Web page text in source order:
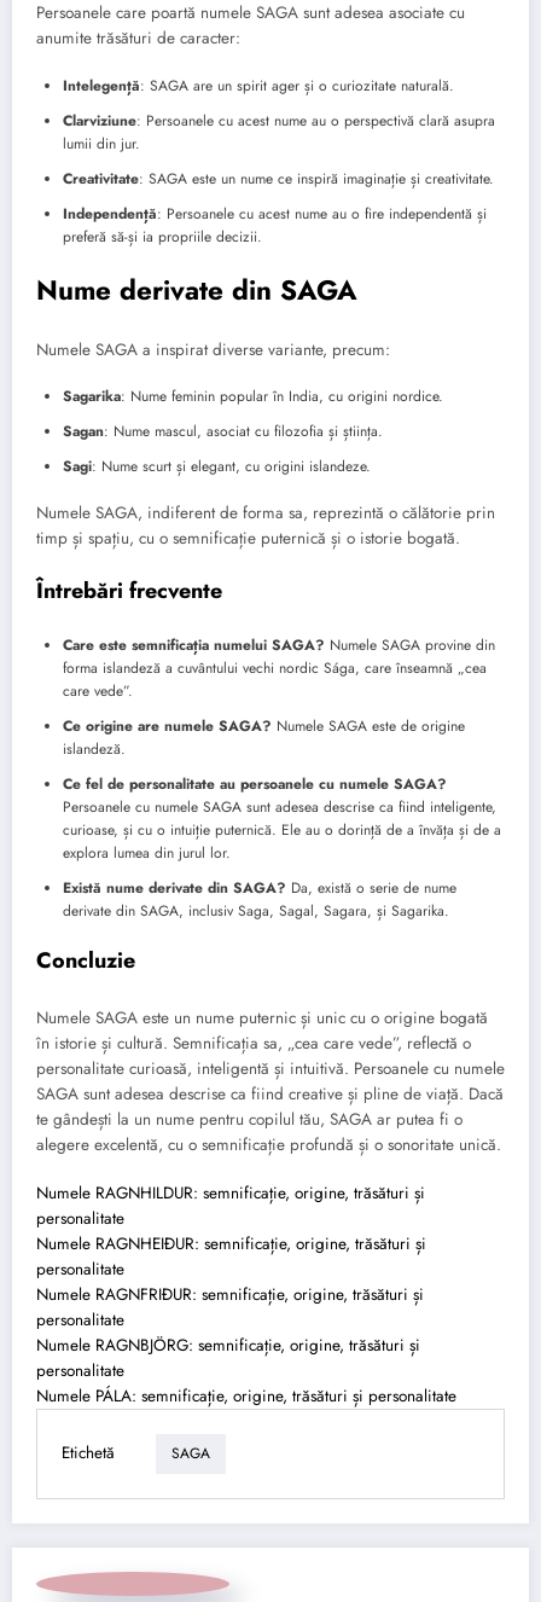
Persoanele care poartă numele SAGA sunt adesea asociate cu
anumite trăsături de caracter:
Intelegență: SAGA are un spirit ager și o curiozitate naturală.
Clarviziune: Persoanele cu acest nume au o perspectivă clară asupra
lumii din jur.
Creativitate: SAGA este un nume ce inspiră imaginație și creativitate.
Independență: Persoanele cu acest nume au o fire independentă și
preferă să-și ia propriile decizii.
Nume derivate din SAGA
Numele SAGA a inspirat diverse variante, precum:
Sagarika: Nume feminin popular în India, cu origini nordice.
Sagan: Nume mascul, asociat cu filozofia și știința.
Sagi: Nume scurt și elegant, cu origini islandeze.
Numele SAGA, indiferent de forma sa, reprezintă o călătorie prin
timp și spațiu, cu o semnificație puternică și o istorie bogată.
Întrebări frecvente
Care este semnificația numelui SAGA? Numele SAGA provine din
forma islandeză a cuvântului vechi nordic Sága, care înseamnă „cea
care vede”.
Ce origine are numele SAGA? Numele SAGA este de origine
islandeză.
Ce fel de personalitate au persoanele cu numele SAGA?
Persoanele cu numele SAGA sunt adesea descrise ca fiind inteligente,
curioase, și cu o intuiție puternică. Ele au o dorință de a învăța și de a
explora lumea din jurul lor.
Există nume derivate din SAGA? Da, există o serie de nume
derivate din SAGA, inclusiv Saga, Sagal, Sagara, și Sagarika.
Concluzie
Numele SAGA este un nume puternic și unic cu o origine bogată
în istorie și cultură. Semnificația sa, „cea care vede”, reflectă o
personalitate curioasă, inteligentă și intuitivă. Persoanele cu numele
SAGA sunt adesea descrise ca fiind creative și pline de viață. Dacă
te gândești la un nume pentru copilul tău, SAGA ar putea fi o
alegere excelentă, cu o semnificație profundă și o sonoritate unică.
Numele RAGNHILDUR: semnificație, origine, trăsături și
personalitate
Numele RAGNHEIÐUR: semnificație, origine, trăsături și
personalitate
Numele RAGNFRIÐUR: semnificație, origine, trăsături și
personalitate
Numele RAGNBJÖRG: semnificație, origine, trăsături și
personalitate
Numele PÁLA: semnificație, origine, trăsături și personalitate
Etichetă SAGA